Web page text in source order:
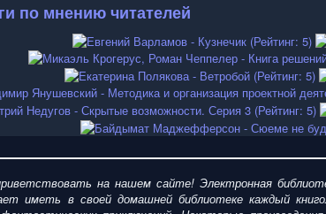
по мнению читателей
на нашем сайте! Электронная
иметь в своей домашней библиотеке каждый